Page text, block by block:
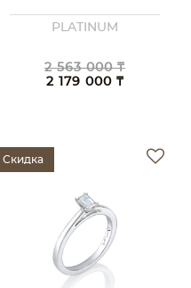
PLATINUM
2 563 000 ₸
2 179 000 ₸
Скидка